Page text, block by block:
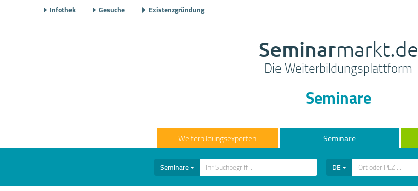
Infothek Gesuche Existenzgründung
Seminarmarkt.de
Die Weiterbildungsplattform
Seminare
Weiterbildungsexperten Seminare
Seminare DE